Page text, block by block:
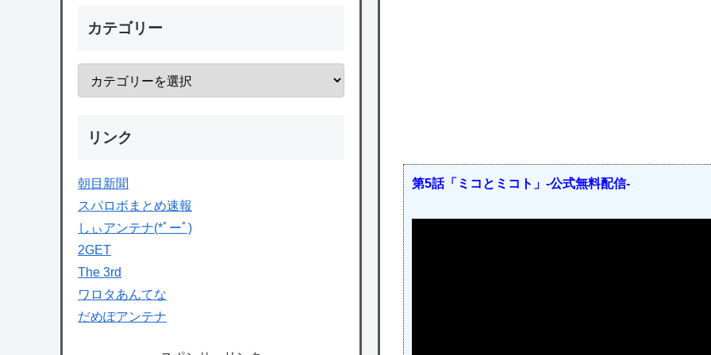
Powered by livedoor 相互RSS
第5話「ミコとミコト」-公式無料配信-
カテゴリー
リンク
朝目新聞
スパロボまとめ速報
しぃアンテナ(*ﾟーﾟ)
2GET
The 3rd
ワロタあんてな
だめぽアンテナ